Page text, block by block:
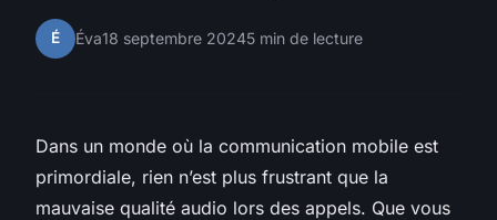
É Éva18 septembre 20245 min de lecture
Dans un monde où la communication mobile est
primordiale, rien n’est plus frustrant que la
mauvaise qualité audio lors des appels. Que vous